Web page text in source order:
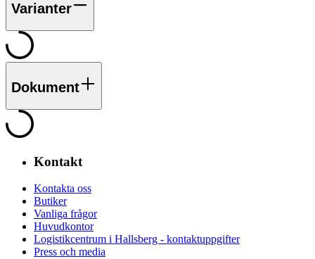
Varianter
Dokument
Kontakt
Kontakta oss
Butiker
Vanliga frågor
Huvudkontor
Logistikcentrum i Hallsberg - kontaktuppgifter
Press och media